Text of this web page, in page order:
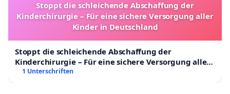
Stoppt die schleichende Abschaffung der
Kinderchirurgie – Für eine sichere Versorgung aller
Kinder in Deutschland
Stoppt die schleichende Abschaffung der
Kinderchirurgie – Für eine sichere Versorgung aller
Kinder in Deutschland
1 Unterschriften